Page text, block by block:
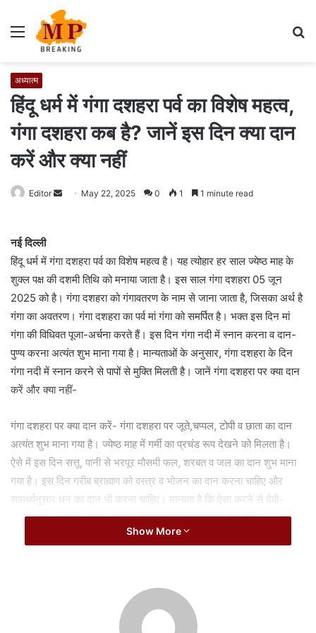
Menu
अध्यात्म
हिंदू धर्म में गंगा दशहरा पर्व का विशेष महत्व,
गंगा दशहरा कब है? जानें इस दिन क्या दान
करें और क्या नहीं
Editor
a
n
e
m
a
May 22, 2025 0 1 1 minute read
नई दिल्ली
हिंदू धर्म में गंगा दशहरा पर्व का विशेष महत्व है। यह त्योहार हर साल ज्येष्ठ माह के
शुक्ल पक्ष की दशमी तिथि को मनाया जाता है। इस साल गंगा दशहरा 05 जून
2025 को है। गंगा दशहरा को गंगावतरण के नाम से जाना जाता है, जिसका अर्थ है
गंगा का अवतरण। गंगा दशहरा का पर्व मां गंगा को समर्पित है। भक्त इस दिन मां
गंगा की विधिवत पूजा-अर्चना करते हैं। इस दिन गंगा नदी में स्नान करना व दान-
पुण्य करना अत्यंत शुभ माना गया है। मान्यताओं के अनुसार, गंगा दशहरा के दिन
गंगा नदी में स्नान करने से पापों से मुक्ति मिलती है। जानें गंगा दशहरा पर क्या दान
करें और क्या नहीं-
गंगा दशहरा पर क्या दान करें- गंगा दशहरा पर जूते,चप्पल, टोपी व छाता का दान
अत्यंत शुभ माना गया है। ज्येष्ठ माह में गर्मी का प्रचंड रूप देखने को मिलता है।
ऐसे में इस दिन सत्तू, पानी से भरपूर मौसमी फल, शरबत व जल का दान शुभ माना
गया है। इस दिन गरीब ब्राह्मण को वस्त्र व भोजन का दान करना चाहिए और
सामर्थ्यनुसार धन का दान भी करना चाहिए। मान्यता है कि ऐसा करने से देवी-
देवताओं का आशीर्वाद प्राप्त होता है और समस्त पापों से मुक्ति मिलती है।
मनी प्लांट को फ्रिज के ऊपर रखना अशुभ, जानें वास्तु में सही
दिशा और उपाय
August 8, 2026
Show More